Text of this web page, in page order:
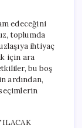
edeceğini
toplumda
ihtiyaç
için ara
bu boş
ardından,